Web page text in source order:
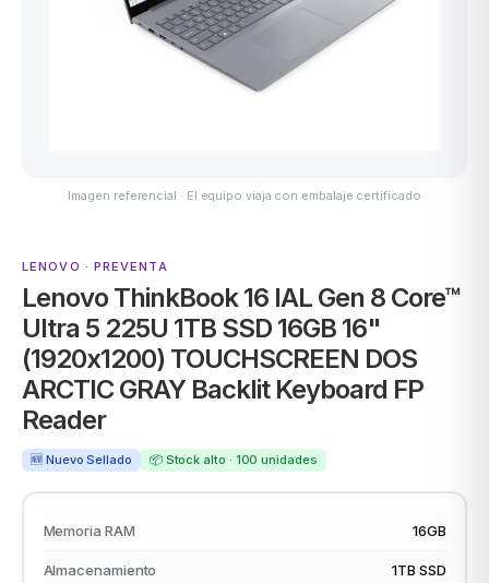
ACER
→
Imagen referencial · El equipo viaja con embalaje certificado
LENOVO · PREVENTA
Lenovo ThinkBook 16 IAL Gen 8 Core™
Ultra 5 225U 1TB SSD 16GB 16"
(1920x1200) TOUCHSCREEN DOS
ARCTIC GRAY Backlit Keyboard FP
Reader
🆕 Nuevo Sellado 📦 Stock alto · 100 unidades
Memoria RAM 16GB
Almacenamiento 1TB SSD